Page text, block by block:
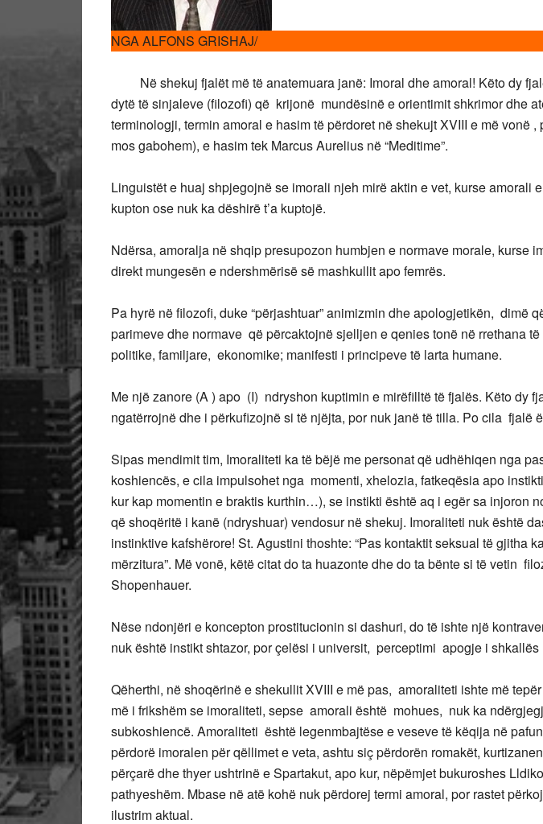
NGA ALFONS GRISHAJ/
Në shekuj fjalët më të anatemuara janë: Imoral dhe amoral! Këto dy
dytë të sinjaleve (filozofi) që krijonë mundësinë e orientimit shkrimor dhe
terminologji, termin amoral e hasim të përdoret në shekujt XVIII e më vonë ,
mos gabohem), e hasim tek Marcus Aurelius në “Meditime”.
Linguistët e huaj shpjegojnë se imorali njeh mirë aktin e vet, kurse amorali
kupton ose nuk ka dëshirë t’a kuptojë.
Ndërsa, amoralja në shqip presupozon humbjen e normave morale, kurse
direkt mungesën e ndershmërisë së mashkullit apo femrës.
Pa hyrë në filozofi, duke “përjashtuar” animizmin dhe apologjetikën, dimë
parimeve dhe normave që përcaktojnë sjelljen e qenies tonë në rrethana
politike, familjare, ekonomike; manifesti i principeve të larta humane.
Me një zanore (A ) apo (I) ndryshon kuptimin e mirëfilltë të fjalës. Këto dy
ngatërrojnë dhe i përkufizojnë si të njëjta, por nuk janë të tilla. Po cila fjalë
Sipas mendimit tim, Imoraliteti ka të bëjë me personat që udhëhiqen nga
koshiencës, e cila impulsohet nga momenti, xhelozia, fatkeqësia apo
kur kap momentin e braktis kurthin…), se instikti është aq i egër sa injoron
që shoqëritë i kanë (ndryshuar) vendosur në shekuj. Imoraliteti nuk është
instinktive kafshërore! St. Agustini thoshte: “Pas kontaktit seksual të gjitha
mërzitura”. Më vonë, këtë citat do ta huazonte dhe do ta bënte si të vetin
Shopenhauer.
Nëse ndonjëri e koncepton prostitucionin si dashuri, do të ishte një
nuk është instikt shtazor, por çelësi i universit, perceptimi apogje i shkallës
Qëherthi, në shoqërinë e shekullit XVIII e më pas, amoraliteti ishte më
më i frikshëm se imoraliteti, sepse amorali është mohues, nuk ka
subkoshiencë. Amoraliteti është legenmbajtëse e veseve të këqija në
përdorë imoralen për qëllimet e veta, ashtu siç përdorën romakët,
përçarë dhe thyer ushtrinë e Spartakut, apo kur, nëpëmjet bukuroshes
pathyeshëm. Mbase në atë kohë nuk përdorej termi amoral, por rastet
ilustrim aktual.